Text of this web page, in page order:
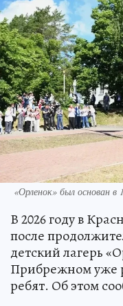
«Орленок» был основан
В 2026 году в
после
детский лагерь
Прибрежном уже
ребят. Об этом